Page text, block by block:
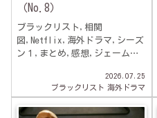
（No.8）
ブラックリスト,相関
図,Netflix,海外ドラマ,シーズ
ン１,まとめ,感想,ジェーム
2026.07.25
ブラックリスト 海外ドラマ